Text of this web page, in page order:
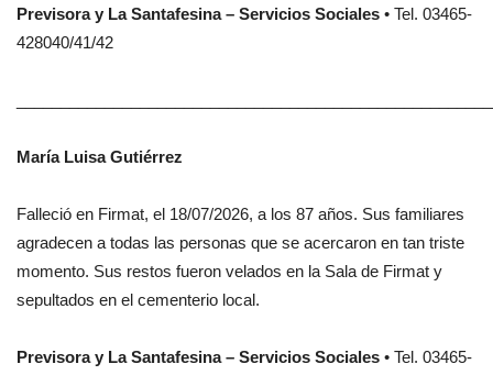
Previsora y La Santafesina – Servicios Sociales • Tel. 03465-
428040/41/42
María Luisa Gutiérrez
Falleció en Firmat, el 18/07/2026, a los 87 años. Sus familiares
agradecen a todas las personas que se acercaron en tan triste
momento. Sus restos fueron velados en la Sala de Firmat y
sepultados en el cementerio local.
Previsora y La Santafesina – Servicios Sociales • Tel. 03465-